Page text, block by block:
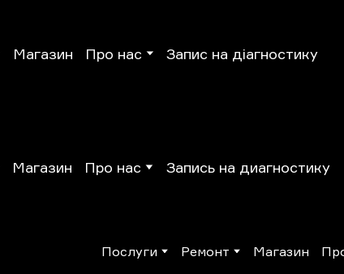
Магазин Про нас Запис на діагностику
Магазин Про нас Запись на диагностику
Послуги Ремонт Магазин